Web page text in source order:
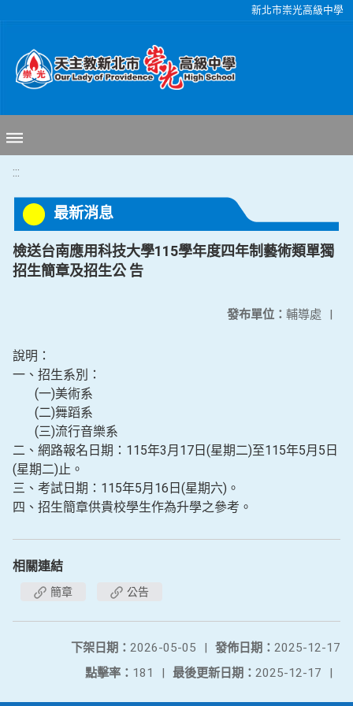
新北市崇光高級中學
:::
最新消息
檢送台南應用科技大學115學年度四年制藝術類單獨
招生簡章及招生公 告
發布單位： 輔導處 |
說明：
一、招生系別：
(一)美術系
(二)舞蹈系
(三)流行音樂系
二、網路報名日期：115年3月17日(星期二)至115年5月5日
(星期二)止。
三、考試日期：115年5月16日(星期六)。
四、招生簡章供貴校學生作為升學之參考。
相關連結
簡章 公告
發佈日期： 2025-12-17
下架日期： 2026-05-05
|
最後更新日期： 2025-12-17 |
點擊率： 181 |